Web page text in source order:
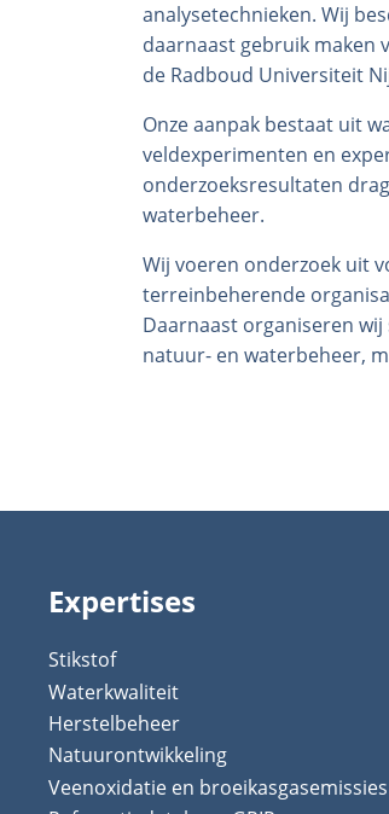
analysetechnieken. Wij
daarnaast gebruik maken
de Radboud Universiteit
Onze aanpak bestaat uit
veldexperimenten en
onderzoeksresultaten
waterbeheer.
Wij voeren onderzoek uit
terreinbeherende
Daarnaast organiseren
natuur- en waterbeheer,
Expertises
Stikstof
Waterkwaliteit
Herstelbeheer
Natuurontwikkeling
Veenoxidatie en broeikasgasemissies